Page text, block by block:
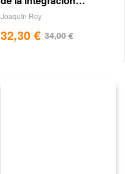
regional: Europa y
América
Joaquín Roy
34,00€
32,30 €